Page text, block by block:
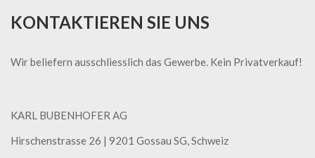
KONTAKTIEREN SIE UNS
Wir beliefern ausschliesslich das Gewerbe. Kein Privatverkauf!
KARL BUBENHOFER AG
Hirschenstrasse 26 | ​9201 Gossau SG, Schweiz